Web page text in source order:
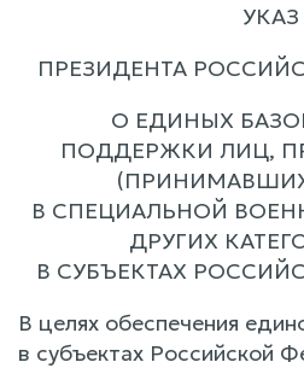
УКАЗ
ПРЕЗИДЕНТА
О ЕДИНЫХ
ПОДДЕРЖКИ ЛИЦ,
В СПЕЦИАЛЬНОЙ
ДРУГИХ
В СУБЪЕКТАХ
В целях обеспечения
в субъектах Российской